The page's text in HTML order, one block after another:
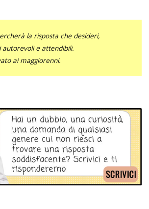
la risposta che desideri,
autorevoli e attendibili.
ai maggiorenni.